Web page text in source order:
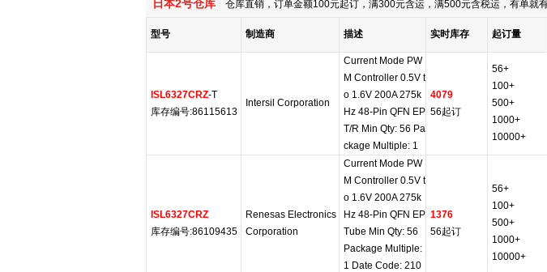
日本2号仓库 仓库直销，订单金额100元起订，满300元含运，满500元含税运，有单就
型号 制造商 描述 实时库存 起订量
ISL6327CRZ-T
库存编号:86115613
Intersil Corporation
Current Mode PW
M Controller 0.5V t
o 1.6V 200A 275k
Hz 48-Pin QFN EP
T/R Min Qty: 56 Pa
ckage Multiple: 1
4079
56起订
56+
100+
500+
1000+
10000+
ISL6327CRZ
库存编号:86109435
Renesas Electronics
Corporation
Current Mode PW
M Controller 0.5V t
o 1.6V 200A 275k
Hz 48-Pin QFN EP
Tube Min Qty: 56
Package Multiple:
1 Date Code: 210
1376
56起订
56+
100+
500+
1000+
10000+